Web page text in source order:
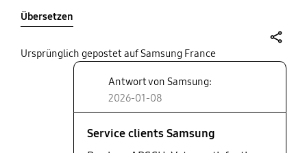
Übersetzen
Ursprünglich gepostet auf Samsung France
Antwort von Samsung:
2026-01-08
Service clients Samsung